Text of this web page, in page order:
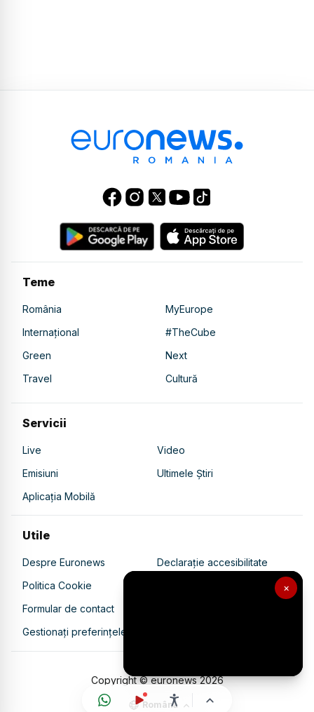
×
Teme
România
MyEurope
Internațional
#TheCube
Green
Next
Travel
Cultură
Servicii
Live
Video
Emisiuni
Ultimele Știri
Aplicația Mobilă
Utile
Despre Euronews
Declarație accesibilitate
Politica Cookie
Politica de confidențialitate
Formular de contact
Gestionați preferințele
Copyright © euronews2026
Română